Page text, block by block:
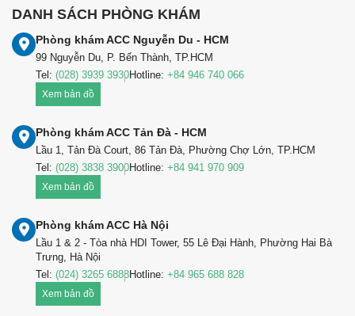
DANH SÁCH PHÒNG KHÁM
Phòng khám ACC Nguyễn Du - HCM
99 Nguyễn Du, P. Bến Thành, TP.HCM
Tel: (028) 3939 3930Hotline: +84 946 740 066
Xem bản đồ
Phòng khám ACC Tản Đà - HCM
Lầu 1, Tản Đà Court, 86 Tản Đà, Phường Chợ Lớn, TP.HCM
Tel: (028) 3838 3900Hotline: +84 941 970 909
Xem bản đồ
Phòng khám ACC Hà Nội
Lầu 1 & 2 - Tòa nhà HDI Tower, 55 Lê Đại Hành, Phường Hai Bà
Trưng, Hà Nội
Tel: (024) 3265 6888Hotline: +84 965 688 828
Xem bản đồ